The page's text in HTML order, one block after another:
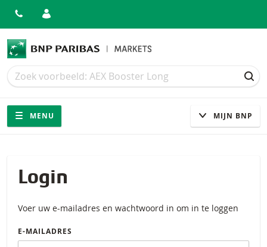
Zoek
Zoek
Navigatie
Site navigatie
MENU MIJN BNP
Login
Voer uw e-mailadres en wachtwoord in om in te loggen
E-MAILADRES